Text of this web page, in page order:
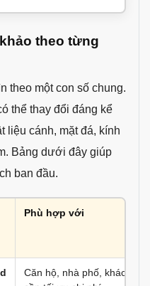
theo từng
theo một con số chung.
thể thay đổi đáng kể
liệu cánh, mặt đá, kính
Bảng dưới đây giúp
ban đầu.
Phù hợp với
Căn hộ, nhà phố, khách